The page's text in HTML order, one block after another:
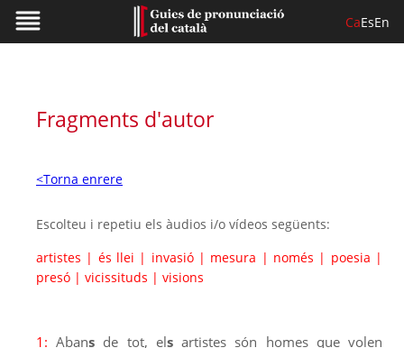
CaEsEn
Fragments d'autor
<Torna enrere
Escolteu i repetiu els àudios i/o vídeos següents:
artistes | és llei | invasió | mesura | només | poesia |
presó | vicissituds | visions
1: Abans de tot, elsartistes són homes que volen